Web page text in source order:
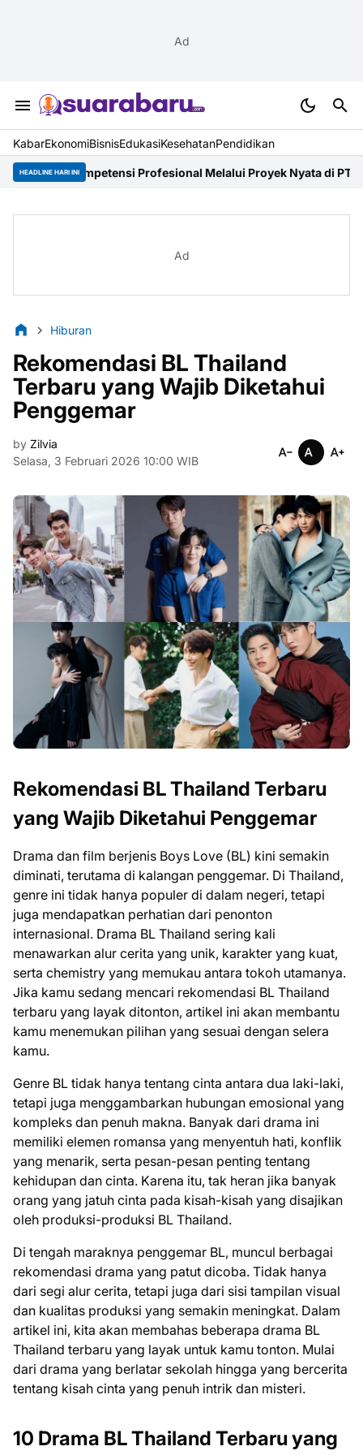
Ad
KabarEkonomiBisnisEdukasiKesehatanPendidikan
HEADLINE HARI INI
Profesional Melalui Proyek Nyata di PT. EDRA Arsitek
Ad
Hiburan
Rekomendasi BL Thailand
Terbaru yang Wajib Diketahui
Penggemar
by Zilvia
Selasa, 3 Februari 2026 10:00 WIB
Rekomendasi BL Thailand Terbaru
yang Wajib Diketahui Penggemar
Drama dan film berjenis Boys Love (BL) kini semakin
diminati, terutama di kalangan penggemar. Di Thailand,
genre ini tidak hanya populer di dalam negeri, tetapi
juga mendapatkan perhatian dari penonton
internasional. Drama BL Thailand sering kali
menawarkan alur cerita yang unik, karakter yang kuat,
serta chemistry yang memukau antara tokoh utamanya.
Jika kamu sedang mencari rekomendasi BL Thailand
terbaru yang layak ditonton, artikel ini akan membantu
kamu menemukan pilihan yang sesuai dengan selera
kamu.
Genre BL tidak hanya tentang cinta antara dua laki-laki,
tetapi juga menggambarkan hubungan emosional yang
kompleks dan penuh makna. Banyak dari drama ini
memiliki elemen romansa yang menyentuh hati, konflik
yang menarik, serta pesan-pesan penting tentang
kehidupan dan cinta. Karena itu, tak heran jika banyak
orang yang jatuh cinta pada kisah-kisah yang disajikan
oleh produksi-produksi BL Thailand.
Di tengah maraknya penggemar BL, muncul berbagai
rekomendasi drama yang patut dicoba. Tidak hanya
dari segi alur cerita, tetapi juga dari sisi tampilan visual
dan kualitas produksi yang semakin meningkat. Dalam
artikel ini, kita akan membahas beberapa drama BL
Thailand terbaru yang layak untuk kamu tonton. Mulai
dari drama yang berlatar sekolah hingga yang bercerita
tentang kisah cinta yang penuh intrik dan misteri.
10 Drama BL Thailand Terbaru yang